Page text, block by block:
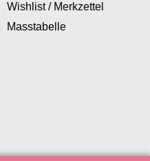
Wishlist / Merkzettel
Masstabelle